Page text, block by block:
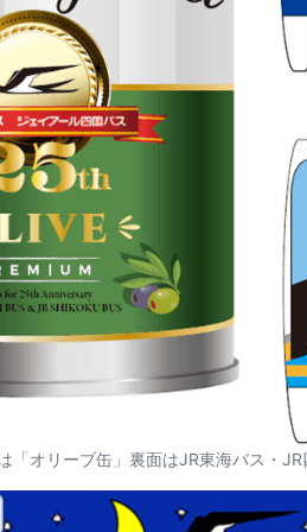
「オリーブ缶」裏面はJR東海バス・